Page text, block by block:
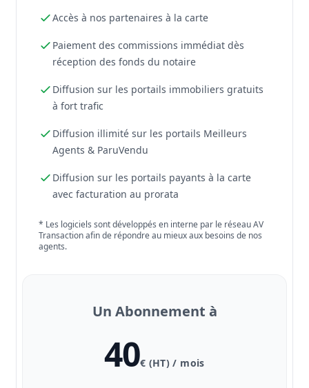
Accès à nos partenaires à la carte
Paiement des commissions immédiat dès
réception des fonds du notaire
Diffusion sur les portails immobiliers gratuits
à fort trafic
Diffusion illimité sur les portails Meilleurs
Agents & ParuVendu
Diffusion sur les portails payants à la carte
avec facturation au prorata
* Les logiciels sont développés en interne par le réseau AV
Transaction afin de répondre au mieux aux besoins de nos
agents.
Un Abonnement à
40€ (HT) / mois